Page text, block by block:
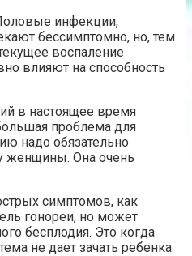
инфекции,
бессимптомно, но, тем
воспаление
влияют на способность
в настоящее время
проблема для
надо обязательно
женщины. Она очень
симптомов, как
гонореи, но может
бесплодия. Это когда
не дает зачать ребенка.